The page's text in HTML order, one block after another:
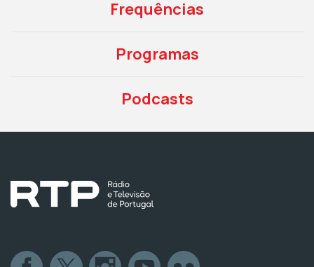
Frequências
Programas
Podcasts